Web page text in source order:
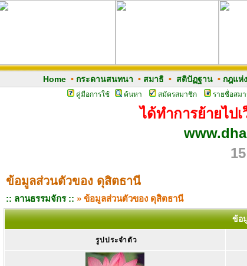
Home• กระดานสนทนา • สมาธิ• สติปัฏฐาน• กฎแห่
คู่มือการใช้ ค้นหา สมัครสมาชิก รายชื่อสม
ได้ทำการย้ายไป
ข้อมูลส่วนตัวของ ดุสิตธานี
:: ลานธรรมจักร :: » ข้อมูลส่วนตัวของ ดุสิตธานี
ข้อ
รูปประจำตัว